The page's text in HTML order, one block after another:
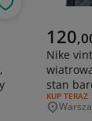
Obserwuj
Aktualna
120,
Nike
stan
RODZAJ
KUP TERAZ